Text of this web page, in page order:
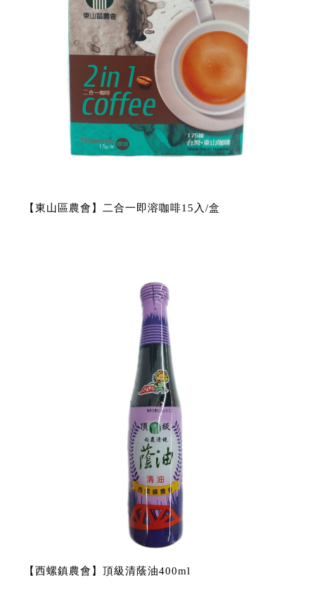
【東山區農會】二合一即溶咖啡15入/盒
【西螺鎮農會】頂級清蔭油400ml